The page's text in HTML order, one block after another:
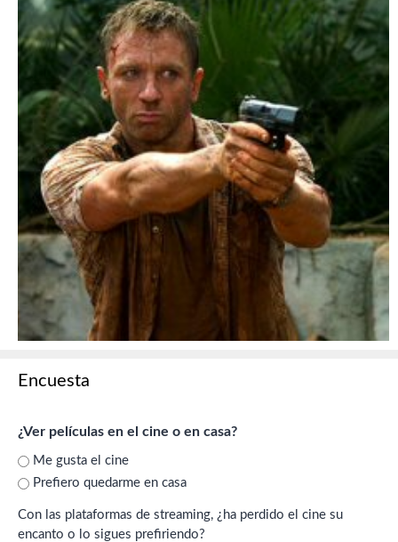
Encuesta
¿Ver películas en el cine o en casa?
Me gusta el cine
Prefiero quedarme en casa
Con las plataformas de streaming, ¿ha perdido el cine su
encanto o lo sigues prefiriendo?